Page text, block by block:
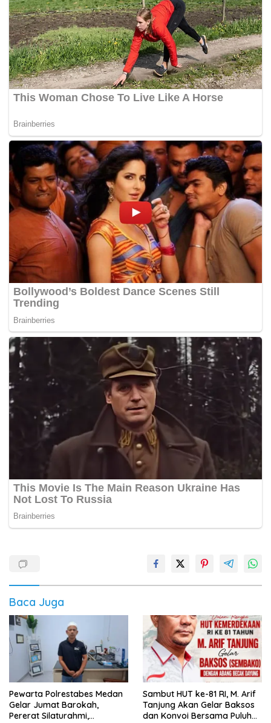
Baca Juga
Pewarta Polrestabes Medan
Gelar Jumat Barokah,
Pererat Silaturahmi,
‎Sambut HUT ke-81 RI, M. Arif
Tanjung Akan Gelar Baksos
dan Konvoi Bersama Puluhan